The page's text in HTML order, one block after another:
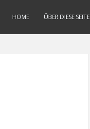
HOME ÜBER DIESE SEITE